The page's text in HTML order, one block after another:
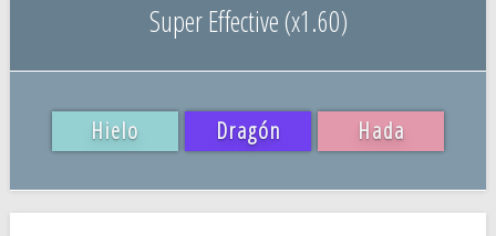
Super Effective (x1.60)
Hielo Dragón Hada